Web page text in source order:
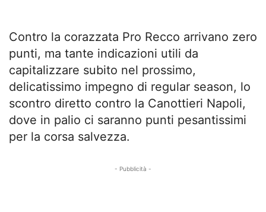
Contro la corazzata Pro Recco arrivano zero
punti, ma tante indicazioni utili da
capitalizzare subito nel prossimo,
delicatissimo impegno di regular season, lo
scontro diretto contro la Canottieri Napoli,
dove in palio ci saranno punti pesantissimi
per la corsa salvezza.
- Pubblicità -